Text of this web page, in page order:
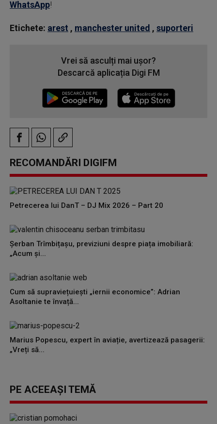
WhatsApp!
Etichete: arest , manchester united , suporteri
Vrei să asculți mai ușor?
Descarcă aplicația Digi FM
RECOMANDĂRI DIGIFM
Petrecerea lui DanT – DJ Mix 2026 – Part 20
Șerban Trîmbițașu, previziuni despre piața imobiliară:
„Acum și...
Cum să supraviețuiești „iernii economice”: Adrian
Asoltanie te învață...
Marius Popescu, expert în aviație, avertizează pasagerii:
„Vreți să...
PE ACEEAȘI TEMĂ